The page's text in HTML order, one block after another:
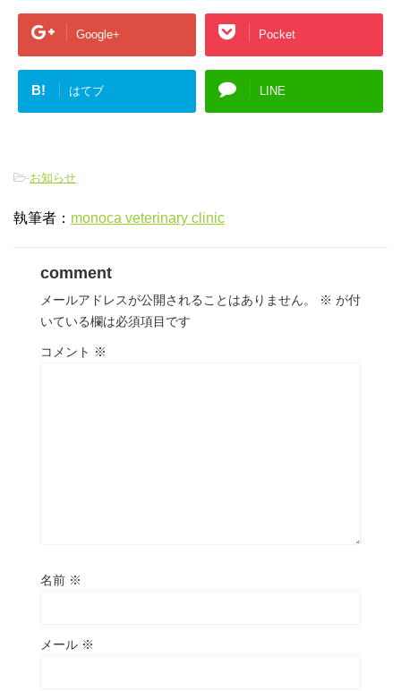
Google+ Pocket
B! はてブ LINE
-お知らせ
執筆者： monoca veterinary clinic
comment
メールアドレスが公開されることはありません。 ※ が付
いている欄は必須項目です
コメント ※
名前 ※
メール ※